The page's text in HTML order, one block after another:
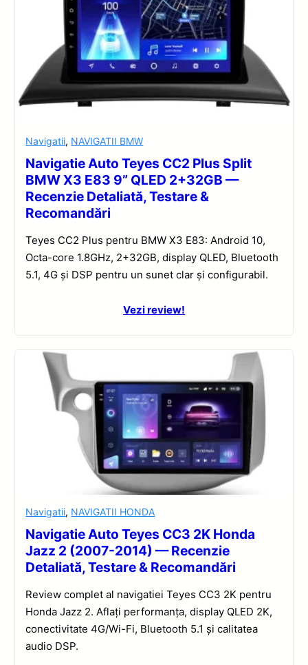
Navigatii, NAVIGATII BMW
Navigatie Auto Teyes CC2 Plus Split
BMW X3 E83 9” QLED 2+32GB —
Recenzie Detaliată, Testare &
Recomandări
Teyes CC2 Plus pentru BMW X3 E83: Android 10,
Octa-core 1.8GHz, 2+32GB, display QLED, Bluetooth
5.1, 4G și DSP pentru un sunet clar și configurabil.
Vezi review!
Navigatii, NAVIGATII HONDA
Navigatie Auto Teyes CC3 2K Honda
Jazz 2 (2007-2014) — Recenzie
Detaliată, Testare & Recomandări
Review complet al navigatiei Teyes CC3 2K pentru
Honda Jazz 2. Aflați performanța, display QLED 2K,
conectivitate 4G/Wi-Fi, Bluetooth 5.1 și calitatea
audio DSP.